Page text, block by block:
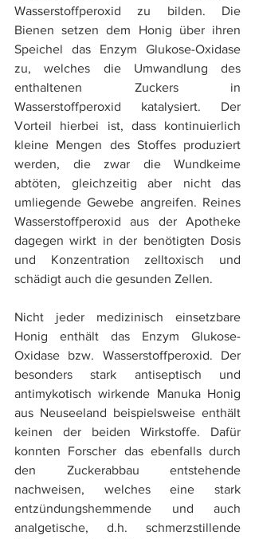
Wasserstoffperoxid zu bilden. Die
Bienen setzen dem Honig über ihren
Speichel das Enzym Glukose-Oxidase
zu, welches die Umwandlung des
enthaltenen Zuckers in
Wasserstoffperoxid katalysiert. Der
Vorteil hierbei ist, dass kontinuierlich
kleine Mengen des Stoffes produziert
werden, die zwar die Wundkeime
abtöten, gleichzeitig aber nicht das
umliegende Gewebe angreifen. Reines
Wasserstoffperoxid aus der Apotheke
dagegen wirkt in der benötigten Dosis
und Konzentration zelltoxisch und
schädigt auch die gesunden Zellen.
Nicht jeder medizinisch einsetzbare
Honig enthält das Enzym Glukose-
Oxidase bzw. Wasserstoffperoxid. Der
besonders stark antiseptisch und
antimykotisch wirkende Manuka Honig
aus Neuseeland beispielsweise enthält
keinen der beiden Wirkstoffe. Dafür
konnten Forscher das ebenfalls durch
den Zuckerabbau entstehende
nachweisen, welches eine stark
entzündungshemmende und auch
analgetische, d.h. schmerzstillende